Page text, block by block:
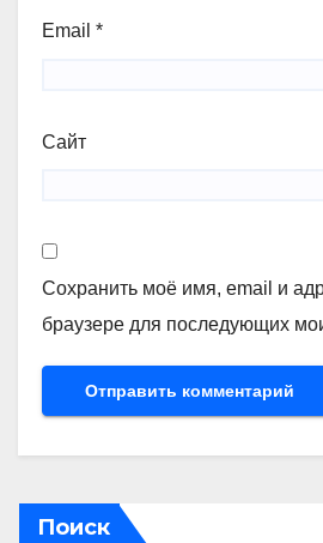
Email *
Сайт
Сохранить моё имя, email и
браузере для последующих
Поиск